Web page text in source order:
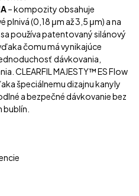
– kompozity obsahuje
(0,18 μm až 3,5 μm) a na
používa patentovaný silánový
čomu má vynikajúce
dávkovania,
CLEARFIL MAJESTY™ ES Flow
špeciálnemu dizajnu kanyly
a bezpečné dávkovanie bez